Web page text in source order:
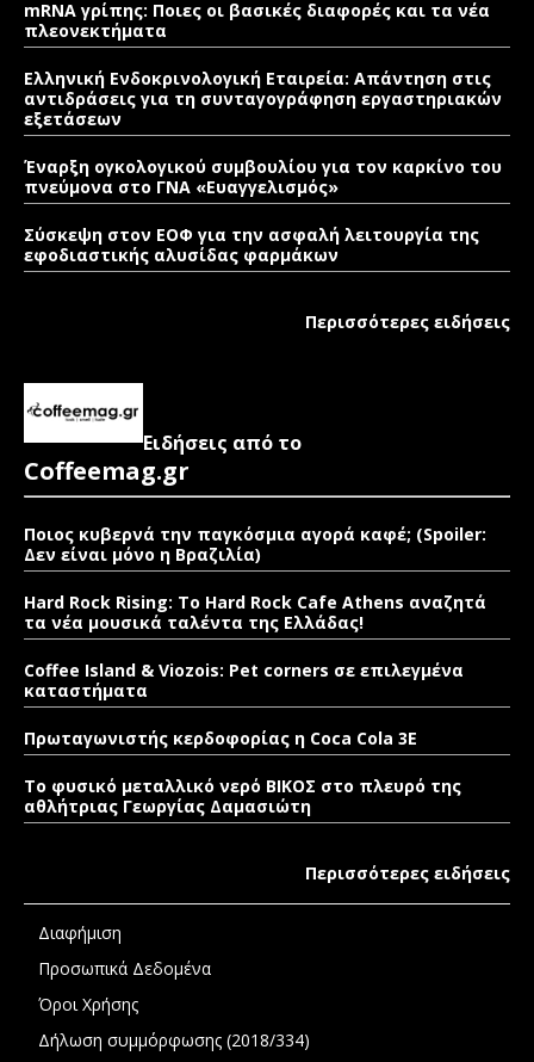
mRNA γρίπης: Ποιες οι βασικές διαφορές και τα νέα
πλεονεκτήματα
Ελληνική Ενδοκρινολογική Εταιρεία: Απάντηση στις
αντιδράσεις για τη συνταγογράφηση εργαστηριακών
εξετάσεων
Έναρξη ογκολογικού συμβουλίου για τον καρκίνο του
πνεύμονα στο ΓΝΑ «Ευαγγελισμός»
Σύσκεψη στον ΕΟΦ για την ασφαλή λειτουργία της
εφοδιαστικής αλυσίδας φαρμάκων
Περισσότερες ειδήσεις
Ειδήσεις από το
Coffeemag.gr
Ποιος κυβερνά την παγκόσμια αγορά καφέ; (Spoiler:
Δεν είναι μόνο η Βραζιλία)
Hard Rock Rising: Το Hard Rock Cafe Athens αναζητά
τα νέα μουσικά ταλέντα της Ελλάδας!
Coffee Island & Viozois: Pet corners σε επιλεγμένα
καταστήματα
Πρωταγωνιστής κερδοφορίας η Coca Cola 3E
Το φυσικό μεταλλικό νερό ΒΙΚΟΣ στο πλευρό της
αθλήτριας Γεωργίας Δαμασιώτη
Περισσότερες ειδήσεις
Διαφήμιση
Προσωπικά Δεδομένα
Όροι Χρήσης
Δήλωση συμμόρφωσης (2018/334)